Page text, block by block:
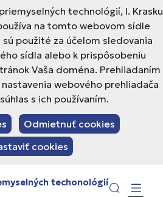
technológií, I. Krasku
na tomto webovom sídle
použité za účelom sledovania
sídla alebo k prispôsobeniu
Vaša doména. Prehliadaním
webového prehliadača
s ich používaním.
Odmietnuť cookies
cookies
techonológií